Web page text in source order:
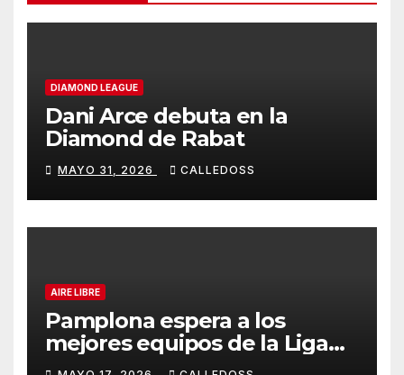
DIAMOND LEAGUE
Dani Arce debuta en la
Diamond de Rabat
MAYO 31, 2026 CALLEDOSS
AIRE LIBRE
Pamplona espera a los
mejores equipos de la Liga
Joma e Iberdrola